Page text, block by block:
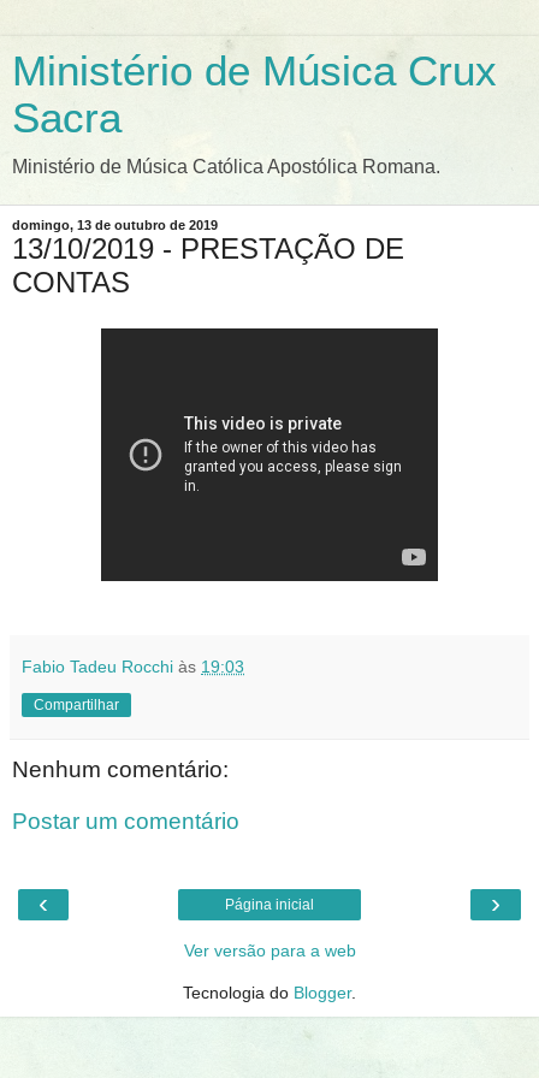
Ministério de Música Crux
Sacra
Ministério de Música Católica Apostólica Romana.
domingo, 13 de outubro de 2019
13/10/2019 - PRESTAÇÃO DE
CONTAS
Fabio Tadeu Rocchi às 19:03
Compartilhar
Nenhum comentário:
Postar um comentário
‹ ›
Página inicial
Ver versão para a web
Tecnologia do Blogger.